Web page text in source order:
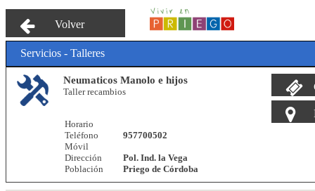
Volver
Servicios - Talleres
Neumaticos Manolo e hijos
Taller recambios
Horario
Teléfono
957700502
Móvil
Dirección
Pol. Ind. la Vega
Población
Priego de Córdoba